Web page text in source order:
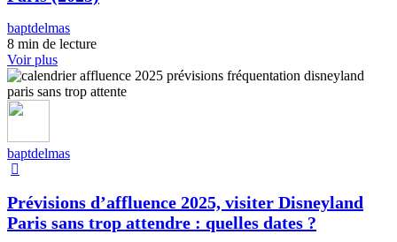
baptdelmas
8 min de lecture
Voir plus
baptdelmas
Prévisions d’affluence 2025, visiter Disneyland
Paris sans trop attendre : quelles dates ?